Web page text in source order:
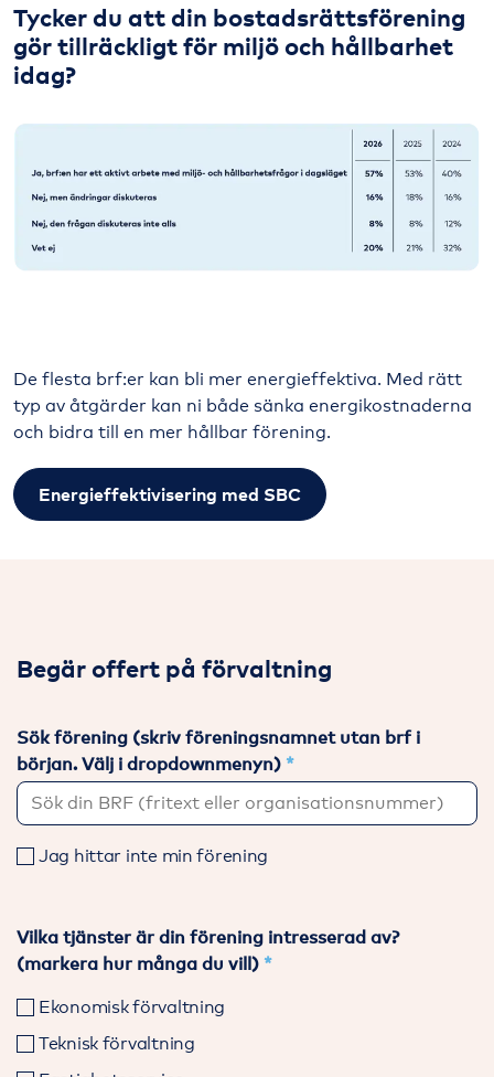
Tycker du att din bostadsrättsförening
gör tillräckligt för miljö och hållbarhet
idag?
De flesta brf:er kan bli mer energieffektiva. Med rätt
typ av åtgärder kan ni både sänka energikostnaderna
och bidra till en mer hållbar förening.
Energieffektivisering med SBC
Begär offert på förvaltning
Sök förening (skriv föreningsnamnet utan brf i
början. Välj i dropdownmenyn)
Jag hittar inte min förening
Vilka tjänster är din förening intresserad av?
(markera hur många du vill)
Ekonomisk förvaltning
Teknisk förvaltning